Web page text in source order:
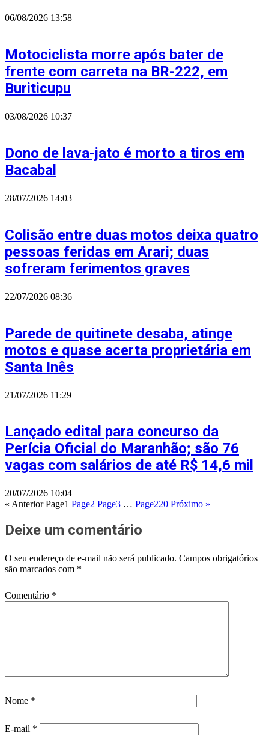
06/08/2026 13:58
Motociclista morre após bater de
frente com carreta na BR-222, em
Buriticupu
03/08/2026 10:37
Dono de lava-jato é morto a tiros em
Bacabal
28/07/2026 14:03
Colisão entre duas motos deixa quatro
pessoas feridas em Arari; duas
sofreram ferimentos graves
22/07/2026 08:36
Parede de quitinete desaba, atinge
motos e quase acerta proprietária em
Santa Inês
21/07/2026 11:29
Lançado edital para concurso da
Perícia Oficial do Maranhão; são 76
vagas com salários de até R$ 14,6 mil
20/07/2026 10:04
« Anterior Page1 Page2 Page3 … Page220 Próximo »
Deixe um comentário
O seu endereço de e-mail não será publicado. Campos obrigatórios
são marcados com *
Comentário *
Nome *
E-mail *